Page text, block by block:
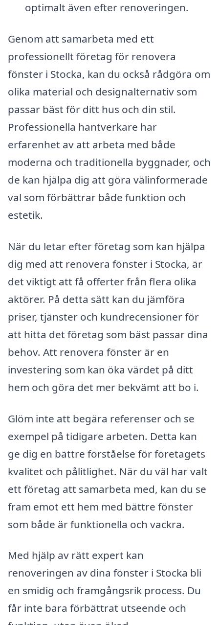
optimalt även efter renoveringen.
Genom att samarbeta med ett
professionellt företag för renovera
fönster i Stocka, kan du också rådgöra om
olika material och designalternativ som
passar bäst för ditt hus och din stil.
Professionella hantverkare har
erfarenhet av att arbeta med både
moderna och traditionella byggnader, och
de kan hjälpa dig att göra välinformerade
val som förbättrar både funktion och
estetik.
När du letar efter företag som kan hjälpa
dig med att renovera fönster i Stocka, är
det viktigt att få offerter från flera olika
aktörer. På detta sätt kan du jämföra
priser, tjänster och kundrecensioner för
att hitta det företag som bäst passar dina
behov. Att renovera fönster är en
investering som kan öka värdet på ditt
hem och göra det mer bekvämt att bo i.
Glöm inte att begära referenser och se
exempel på tidigare arbeten. Detta kan
ge dig en bättre förståelse för företagets
kvalitet och pålitlighet. När du väl har valt
ett företag att samarbeta med, kan du se
fram emot ett hem med bättre fönster
som både är funktionella och vackra.
Med hjälp av rätt expert kan
renoveringen av dina fönster i Stocka bli
en smidig och framgångsrik process. Du
får inte bara förbättrat utseende och